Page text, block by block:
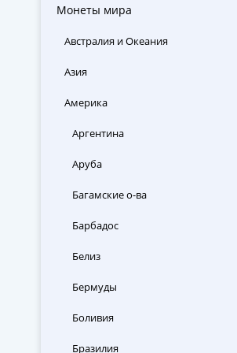
Монеты мира
Австралия и Океания
Азия
Америка
Аргентина
Аруба
Багамские о-ва
Барбадос
Белиз
Бермуды
Боливия
Бразилия